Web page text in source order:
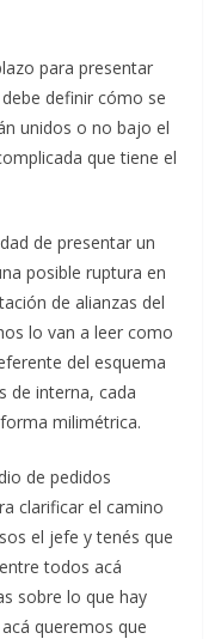
para presentar
definir cómo se
unidos o no bajo el
que tiene el
de presentar un
posible ruptura en
de alianzas del
lo van a leer como
del esquema
de interna, cada
milimétrica.
de pedidos
clarificar el camino
el jefe y tenés que
todos acá
sobre lo que hay
queremos que